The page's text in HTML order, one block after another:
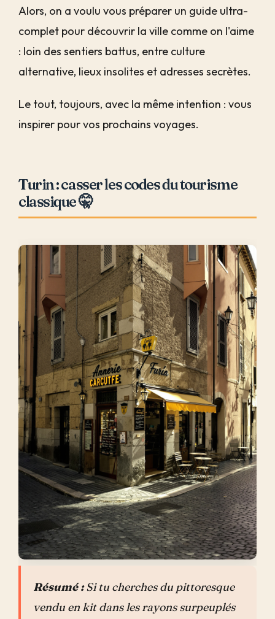
Alors, on a voulu vous préparer un guide ultra-
complet pour découvrir la ville comme on l'aime
: loin des sentiers battus, entre culture
alternative, lieux insolites et adresses secrètes.
Le tout, toujours, avec la même intention : vous
inspirer pour vos prochains voyages.
Turin : casser les codes du tourisme
classique 🤫
Résumé :Si tu cherches du pittoresque
vendu en kit dans les rayons surpeuplés